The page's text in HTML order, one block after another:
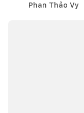
Phan Thảo Vy